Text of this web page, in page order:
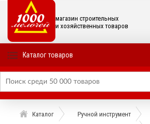
магазин строительных
и хозяйственных товаров
Каталог товаров
Каталог
Ручной инструмент